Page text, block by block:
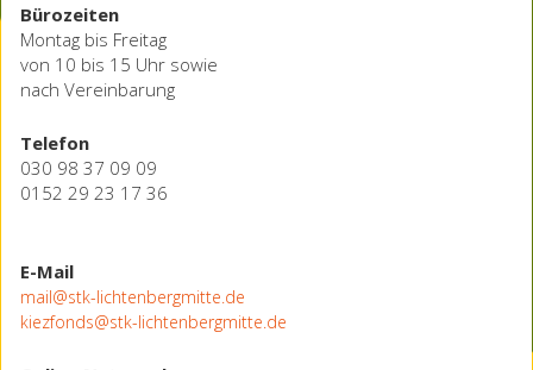
Bürozeiten
Montag bis Freitag
von 10 bis 15 Uhr sowie
nach Vereinbarung
Telefon
030 98 37 09 09
0152 29 23 17 36
E-Mail
mail@stk-lichtenbergmitte.de
kiezfonds@stk-lichtenbergmitte.de